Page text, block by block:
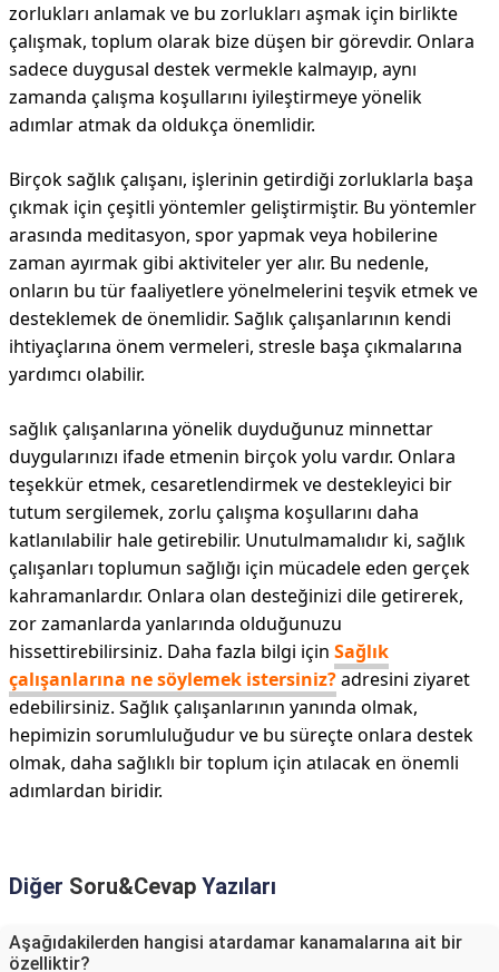
zorlukları anlamak ve bu zorlukları aşmak için birlikte
çalışmak, toplum olarak bize düşen bir görevdir. Onlara
sadece duygusal destek vermekle kalmayıp, aynı
zamanda çalışma koşullarını iyileştirmeye yönelik
adımlar atmak da oldukça önemlidir.
Birçok sağlık çalışanı, işlerinin getirdiği zorluklarla başa
çıkmak için çeşitli yöntemler geliştirmiştir. Bu yöntemler
arasında meditasyon, spor yapmak veya hobilerine
zaman ayırmak gibi aktiviteler yer alır. Bu nedenle,
onların bu tür faaliyetlere yönelmelerini teşvik etmek ve
desteklemek de önemlidir. Sağlık çalışanlarının kendi
ihtiyaçlarına önem vermeleri, stresle başa çıkmalarına
yardımcı olabilir.
sağlık çalışanlarına yönelik duyduğunuz minnettar
duygularınızı ifade etmenin birçok yolu vardır. Onlara
teşekkür etmek, cesaretlendirmek ve destekleyici bir
tutum sergilemek, zorlu çalışma koşullarını daha
katlanılabilir hale getirebilir. Unutulmamalıdır ki, sağlık
çalışanları toplumun sağlığı için mücadele eden gerçek
kahramanlardır. Onlara olan desteğinizi dile getirerek,
zor zamanlarda yanlarında olduğunuzu
hissettirebilirsiniz. Daha fazla bilgi için Sağlık
çalışanlarına ne söylemek istersiniz?adresini ziyaret
edebilirsiniz. Sağlık çalışanlarının yanında olmak,
hepimizin sorumluluğudur ve bu süreçte onlara destek
olmak, daha sağlıklı bir toplum için atılacak en önemli
adımlardan biridir.
Diğer Soru&Cevap Yazıları
Aşağıdakilerden hangisi atardamar kanamalarına ait bir
özelliktir?